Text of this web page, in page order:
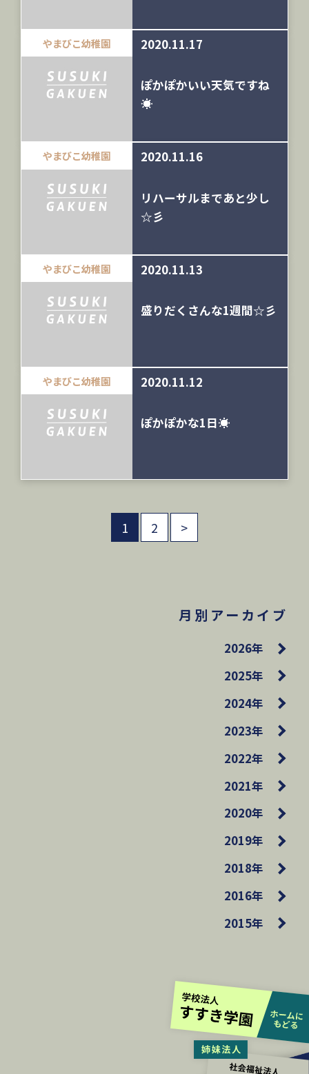
やまびこ幼稚園 2020.11.17
ぽかぽかいい天気ですね
☀
やまびこ幼稚園 2020.11.16
リハーサルまであと少し
☆彡
やまびこ幼稚園 2020.11.13
盛りだくさんな1週間☆彡
やまびこ幼稚園 2020.11.12
ぽかぽかな1日☀️
1 2 >
月別アーカイブ
2026年
2025年
2024年
2023年
2022年
2021年
2020年
2019年
2018年
2016年
2015年